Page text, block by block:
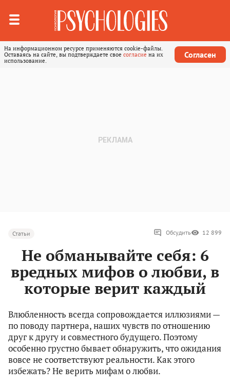
На информационном ресурсе применяются cookie-файлы.
Оставаясь на сайте, вы подтверждаете свое согласие на их
использование.
Согласен
Статьи Обсудить 12 899
Не обманывайте себя: 6
вредных мифов о любви, в
которые верит каждый
Влюбленность всегда сопровождается иллюзиями —
по поводу партнера, наших чувств по отношению
друг к другу и совместного будущего. Поэтому
особенно грустно бывает обнаружить, что ожидания
вовсе не соответствуют реальности. Как этого
избежать? Не верить мифам о любви.